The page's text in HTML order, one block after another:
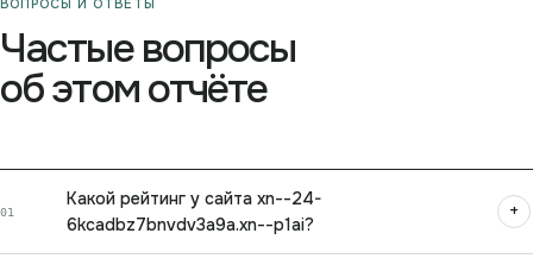
ВОПРОСЫ И ОТВЕТЫ
Частые вопросы
об этом отчёте
01
Какой рейтинг у сайта xn--24-
6kcadbz7bnvdv3a9a.xn--p1ai?
+